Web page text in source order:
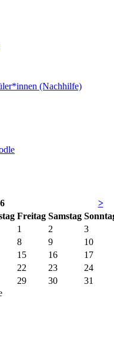
(Nachhilfe)
>
Freitag Samstag So
1
2
3
8 9
10
15 16
17
22 23
24
29 30
31